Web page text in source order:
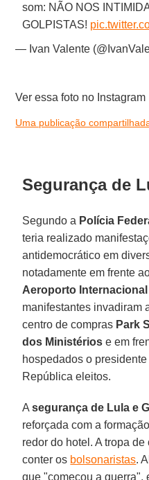
som: NÃO NOS
GOLPISTAS!
— Ivan Valente
Ver essa foto no Instagram
Segurança de
Segundo a Polícia
teria realizado
antidemocrático em
notadamente em frente
Aeroporto
manifestantes invadiram
centro de compras Park
dos Ministérios e em
hospedados o
República eleitos.
Asegurança de Lula e
reforçada com a
redor do hotel. A tropa
conter os bolsonaristas.
que "começou a guerra",